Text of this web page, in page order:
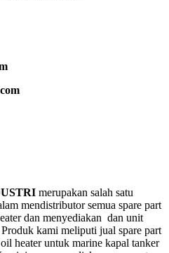
merupakan salah satu
mendistributor semua spare part
dan menyediakan dan unit
kami meliputi jual spare part
heater untuk marine kapal tanker